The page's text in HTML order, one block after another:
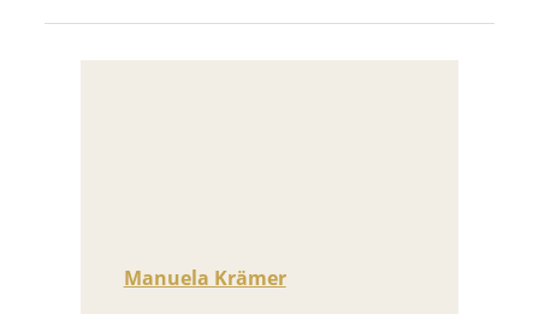
Manuela Krämer